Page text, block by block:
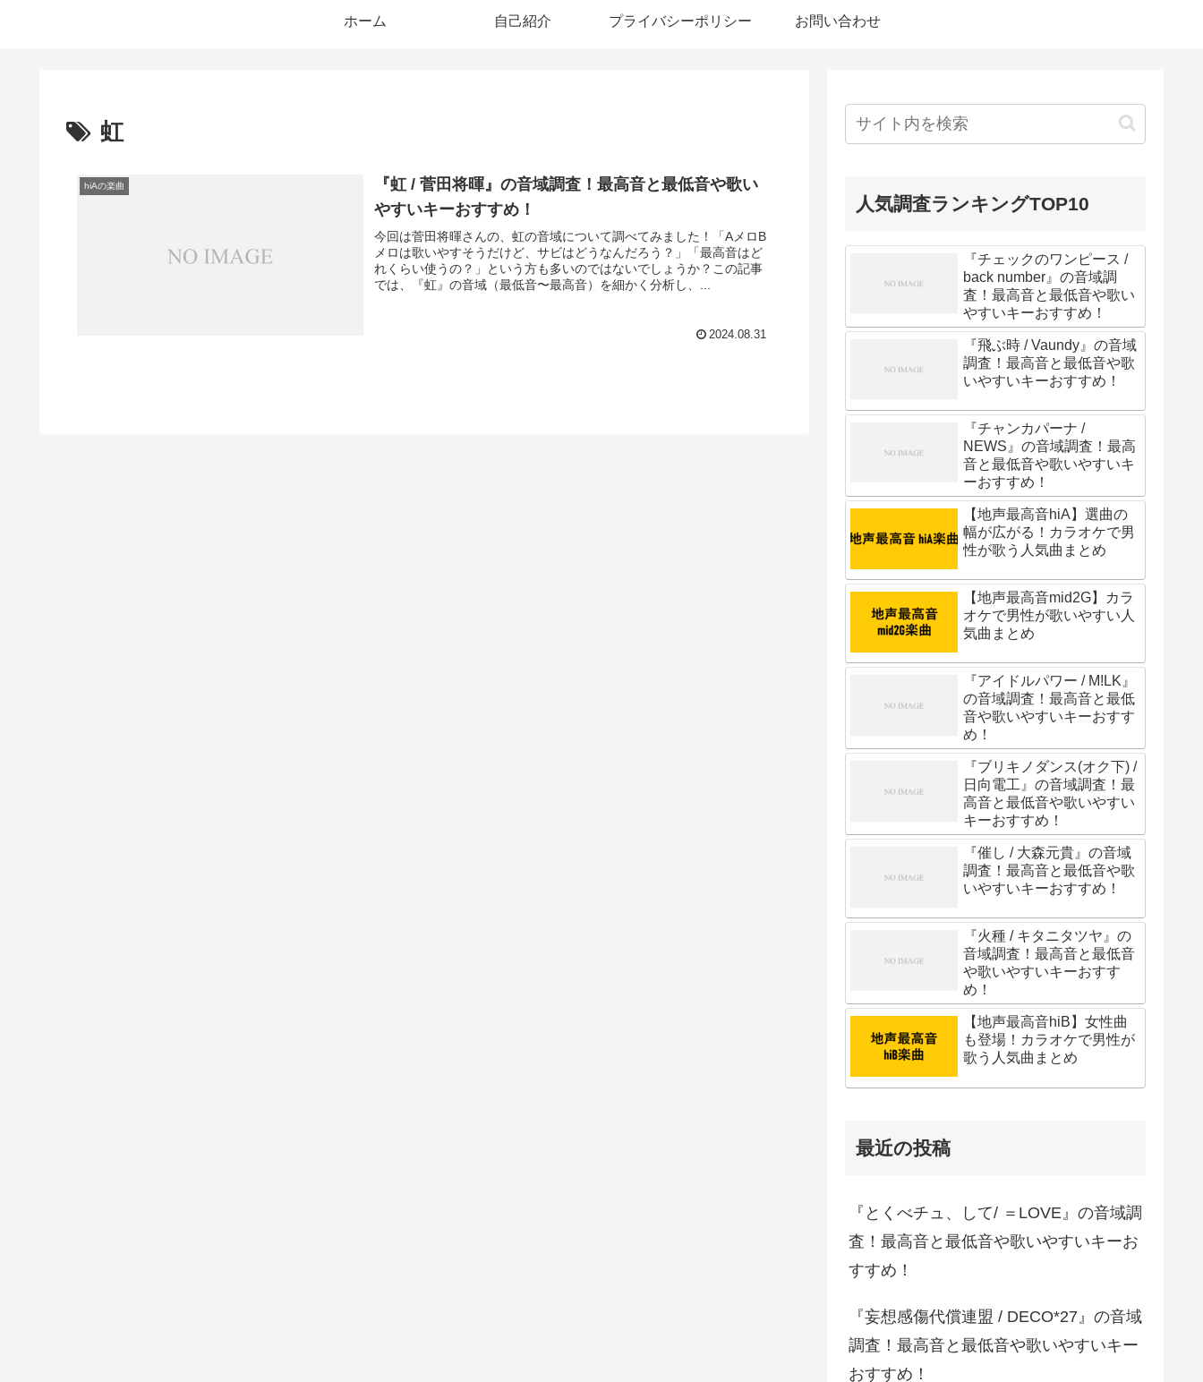
ホーム 自己紹介 プライバシーポリシー お問い合わせ
虹
hiAの楽曲
『虹 / 菅田将暉』の音域調査！最高音と最低音や歌い
やすいキーおすすめ！
今回は菅田将暉さんの、虹の音域について調べてみました！「AメロB
メロは歌いやすそうだけど、サビはどうなんだろう？」「最高音はど
れくらい使うの？」という方も多いのではないでしょうか？この記事
では、『虹』の音域（最低音〜最高音）を細かく分析し、...
2024.08.31
人気調査ランキングTOP10
『チェックのワンピース /
back number』の音域調
査！最高音と最低音や歌い
やすいキーおすすめ！
『飛ぶ時 / Vaundy』の音域
調査！最高音と最低音や歌
いやすいキーおすすめ！
『チャンカパーナ /
NEWS』の音域調査！最高
音と最低音や歌いやすいキ
ーおすすめ！
【地声最高音hiA】選曲の
幅が広がる！カラオケで男
性が歌う人気曲まとめ
【地声最高音mid2G】カラ
オケで男性が歌いやすい人
気曲まとめ
『アイドルパワー / M!LK』
の音域調査！最高音と最低
音や歌いやすいキーおすす
め！
『ブリキノダンス(オク下) /
日向電工』の音域調査！最
高音と最低音や歌いやすい
キーおすすめ！
『催し / 大森元貴』の音域
調査！最高音と最低音や歌
いやすいキーおすすめ！
『火種 / キタニタツヤ』の
音域調査！最高音と最低音
や歌いやすいキーおすす
め！
【地声最高音hiB】女性曲
も登場！カラオケで男性が
歌う人気曲まとめ
最近の投稿
『とくべチュ、して/ ＝LOVE』の音域調
査！最高音と最低音や歌いやすいキーお
すすめ！
『妄想感傷代償連盟 / DECO*27』の音域
調査！最高音と最低音や歌いやすいキー
おすすめ！